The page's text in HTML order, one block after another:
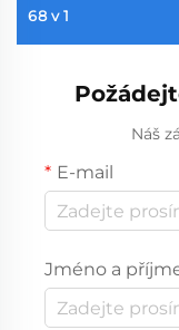
68 v 1
Náš
E-mail
Jméno a